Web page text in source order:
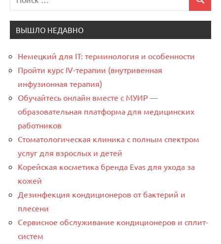
для:
Поиск
ВЫШЛО НЕДАВНО
Немецкий для IT: терминология и особенности
Пройти курс IV-терапии (внутривенная
инфузионная терапия)
Обучайтесь онлайн вместе с МУИР —
образовательная платформа для медицинских
работников
Стоматологическая клиника с полным спектром
услуг для взрослых и детей
Корейская косметика бренда Evas для ухода за
кожей
Дезинфекция кондиционеров от бактерий и
плесени
Сервисное обслуживание кондиционеров и сплит-
систем